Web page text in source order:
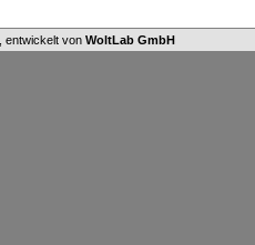
, entwickelt von WoltLab GmbH